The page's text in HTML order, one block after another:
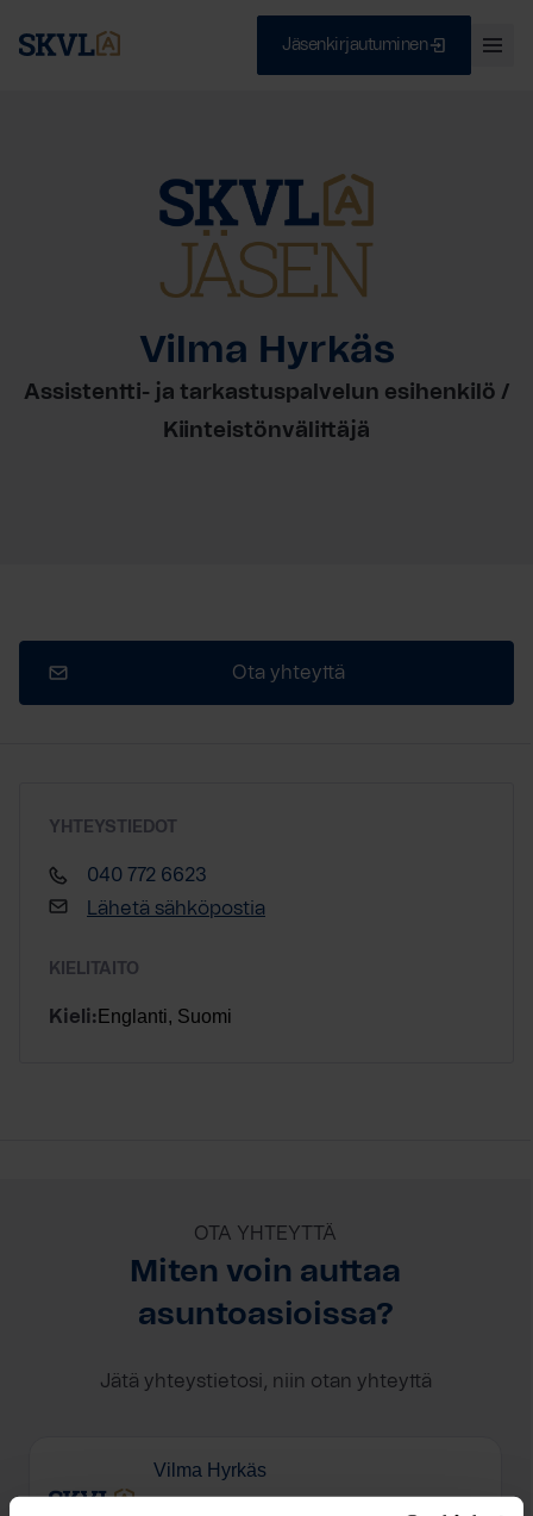
Jäsenkirjautuminen
Vilma Hyrkäs
Assistentti- ja tarkastuspalvelun esihenkilö /
Kiinteistönvälittäjä
Ota yhteyttä
YHTEYSTIEDOT
040 772 6623
Lähetä sähköpostia
KIELITAITO
Kieli: Englanti, Suomi
OTA YHTEYTTÄ
Miten voin auttaa
asuntoasioissa?
Jätä yhteystietosi, niin otan yhteyttä
Vilma Hyrkäs